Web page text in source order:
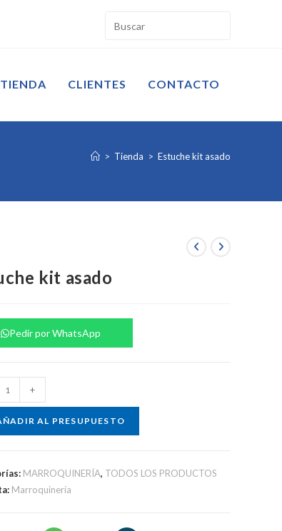
TIENDA CLIENTES CONTACTO
> Tienda > Estuche kit asado
kit asado
Pedir por WhatsApp
+
AL PRESUPUESTO
MARROQUINERÍA, TODOS LOS PRODUCTOS
Marroquinería